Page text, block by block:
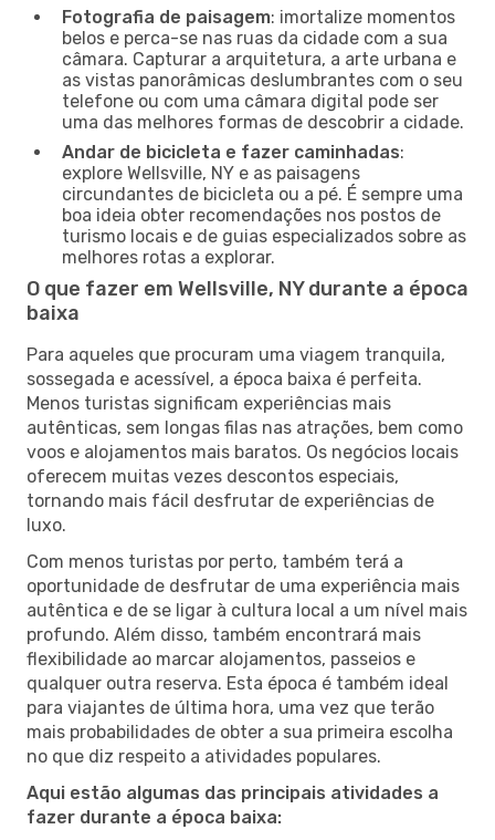
Fotografia de paisagem: imortalize momentos
belos e perca-se nas ruas da cidade com a sua
câmara. Capturar a arquitetura, a arte urbana e
as vistas panorâmicas deslumbrantes com o seu
telefone ou com uma câmara digital pode ser
uma das melhores formas de descobrir a cidade.
Andar de bicicleta e fazer caminhadas:
explore Wellsville, NY e as paisagens
circundantes de bicicleta ou a pé. É sempre uma
boa ideia obter recomendações nos postos de
turismo locais e de guias especializados sobre as
melhores rotas a explorar.
O que fazer em Wellsville, NY durante a época
baixa
Para aqueles que procuram uma viagem tranquila,
sossegada e acessível, a época baixa é perfeita.
Menos turistas significam experiências mais
autênticas, sem longas filas nas atrações, bem como
voos e alojamentos mais baratos. Os negócios locais
oferecem muitas vezes descontos especiais,
tornando mais fácil desfrutar de experiências de
luxo.
Com menos turistas por perto, também terá a
oportunidade de desfrutar de uma experiência mais
autêntica e de se ligar à cultura local a um nível mais
profundo. Além disso, também encontrará mais
flexibilidade ao marcar alojamentos, passeios e
qualquer outra reserva. Esta época é também ideal
para viajantes de última hora, uma vez que terão
mais probabilidades de obter a sua primeira escolha
no que diz respeito a atividades populares.
Aqui estão algumas das principais atividades a
fazer durante a época baixa: